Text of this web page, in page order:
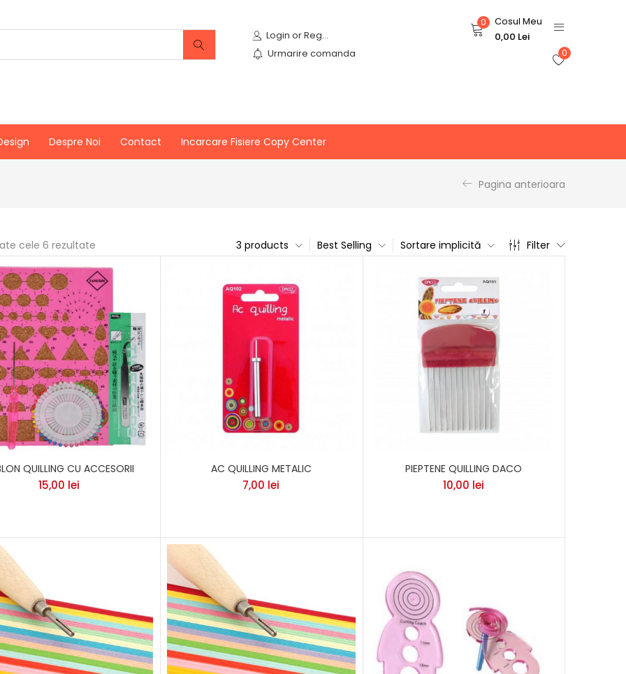
Login or Register
Urmarire comanda
0
Cosul Meu
0,00 Lei
0
Despre Noi Contact Incarcare Fisiere Copy Center
Pagina anterioara
cele 6 rezultate Filter
Sortare implicită
Best Selling
3 products
QUILLING CU ACCESORII
15,00 lei
AC QUILLING METALIC
7,00 lei
PIEPTENE QUILLING DACO
10,00 lei